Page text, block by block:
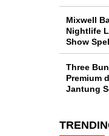
Mixwell
Nightlife
Show
Three
Premium
Jantung